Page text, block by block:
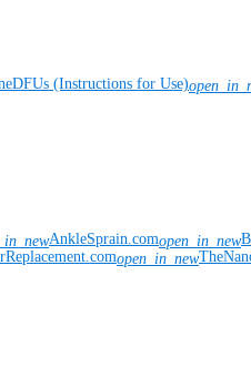
eDFUs (Instructions for Use)
AnkleSprain.comopen_in_new
open_in_new